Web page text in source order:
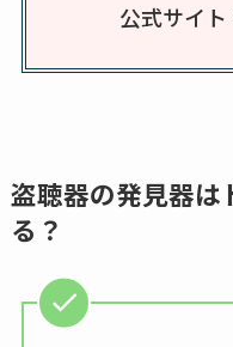
公式サイト
盗聴器の発見器は
る？